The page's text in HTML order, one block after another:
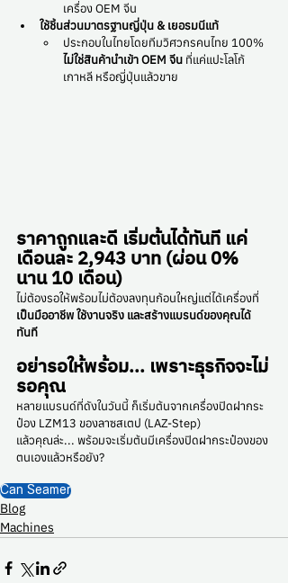
เครื่อง OEM จีน
ใช้ชิ้นส่วนมาตรฐานญี่ปุ่น & เยอรมนีแท้
ประกอบในไทยโดยทีมวิศวกรคนไทย 100%
ไม่ใช่สินค้านำเข้า OEM จีน ที่แค่แปะโลโก้
เกาหลี หรือญี่ปุ่นแล้วขาย
ราคาถูกและดี เริ่มต้นได้ทันที แค่
เดือนละ 2,943 บาท (ผ่อน 0%
นาน 10 เดือน)
ไม่ต้องรอให้พร้อมไม่ต้องลงทุนก้อนใหญ่แต่ได้เครื่องที่
เป็นมืออาชีพ ใช้งานจริง และสร้างแบรนด์ของคุณได้
ทันที
อย่ารอให้พร้อม... เพราะธุรกิจจะไม่
รอคุณ
หลายแบรนด์ที่ดังในวันนี้ ก็เริ่มต้นจากเครื่องปิดฝากระ
ป๋อง LZM13 ของลาซสเตป (LAZ-Step)
แล้วคุณล่ะ... พร้อมจะเริ่มต้นมีเครื่องปิดฝากระป๋องของ
ตนเองแล้วหรือยัง?
Can Seamer
Blog
Machines